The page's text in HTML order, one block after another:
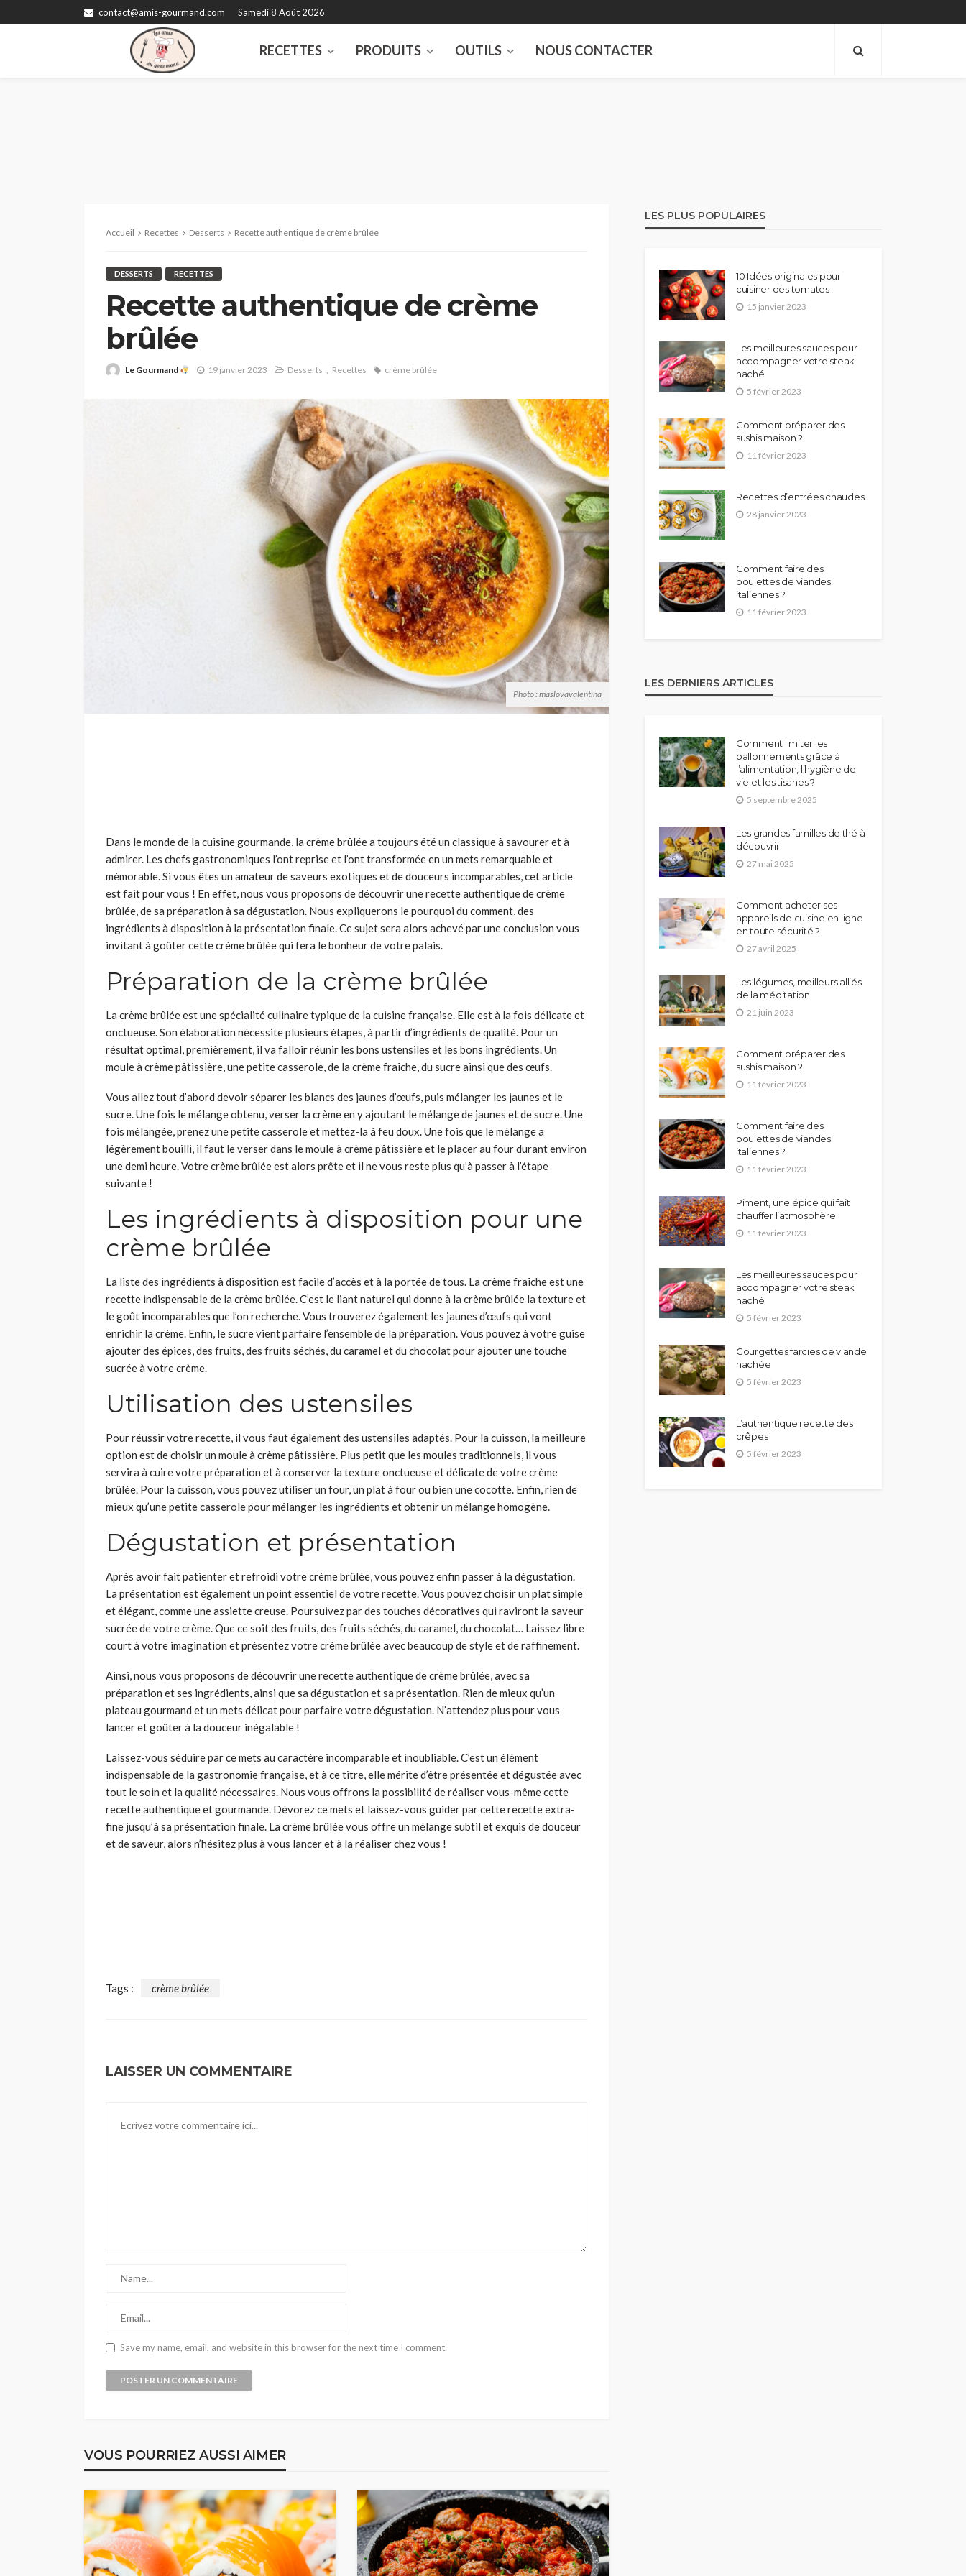
contact@amis-gourmand.com Samedi 8 Août 2026
RECETTES PRODUITS OUTILS NOUS CONTACTER
Accueil Recettes Desserts Recette authentique de crème brûlée
DESSERTS RECETTES
Recette authentique de crème
brûlée
Le Gourmand 19 janvier 2023 Desserts Recettes crème brûlée
Photo : maslovavalentina
Dans le monde de la cuisine gourmande, la crème brûlée a toujours été un classique à savourer et à
admirer. Les chefs gastronomiques l’ont reprise et l’ont transformée en un mets remarquable et
mémorable. Si vous êtes un amateur de saveurs exotiques et de douceurs incomparables, cet article
est fait pour vous ! En effet, nous vous proposons de découvrir une recette authentique de crème
brûlée, de sa préparation à sa dégustation. Nous expliquerons le pourquoi du comment, des
ingrédients à disposition à la présentation finale. Ce sujet sera alors achevé par une conclusion vous
invitant à goûter cette crème brûlée qui fera le bonheur de votre palais.
Préparation de la crème brûlée
La crème brûlée est une spécialité culinaire typique de la cuisine française. Elle est à la fois délicate et
onctueuse. Son élaboration nécessite plusieurs étapes, à partir d’ingrédients de qualité. Pour un
résultat optimal, premièrement, il va falloir réunir les bons ustensiles et les bons ingrédients. Un
moule à crème pâtissière, une petite casserole, de la crème fraîche, du sucre ainsi que des œufs.
Vous allez tout d’abord devoir séparer les blancs des jaunes d’œufs, puis mélanger les jaunes et le
sucre. Une fois le mélange obtenu, verser la crème en y ajoutant le mélange de jaunes et de sucre. Une
fois mélangée, prenez une petite casserole et mettez-la à feu doux. Une fois que le mélange a
légèrement bouilli, il faut le verser dans le moule à crème pâtissière et le placer au four durant environ
une demi heure. Votre crème brûlée est alors prête et il ne vous reste plus qu’à passer à l’étape
suivante !
Les ingrédients à disposition pour une
crème brûlée
La liste des ingrédients à disposition est facile d’accès et à la portée de tous. La crème fraîche est une
recette indispensable de la crème brûlée. C’est le liant naturel qui donne à la crème brûlée la texture et
le goût incomparables que l’on recherche. Vous trouverez également les jaunes d’œufs qui vont
enrichir la crème. Enfin, le sucre vient parfaire l’ensemble de la préparation. Vous pouvez à votre guise
ajouter des épices, des fruits, des fruits séchés, du caramel et du chocolat pour ajouter une touche
sucrée à votre crème.
Utilisation des ustensiles
Pour réussir votre recette, il vous faut également des ustensiles adaptés. Pour la cuisson, la meilleure
option est de choisir un moule à crème pâtissière. Plus petit que les moules traditionnels, il vous
servira à cuire votre préparation et à conserver la texture onctueuse et délicate de votre crème
brûlée. Pour la cuisson, vous pouvez utiliser un four, un plat à four ou bien une cocotte. Enfin, rien de
mieux qu’une petite casserole pour mélanger les ingrédients et obtenir un mélange homogène.
Dégustation et présentation
Après avoir fait patienter et refroidi votre crème brûlée, vous pouvez enfin passer à la dégustation.
La présentation est également un point essentiel de votre recette. Vous pouvez choisir un plat simple
et élégant, comme une assiette creuse. Poursuivez par des touches décoratives qui raviront la saveur
sucrée de votre crème. Que ce soit des fruits, des fruits séchés, du caramel, du chocolat… Laissez libre
court à votre imagination et présentez votre crème brûlée avec beaucoup de style et de raffinement.
Ainsi, nous vous proposons de découvrir une recette authentique de crème brûlée, avec sa
préparation et ses ingrédients, ainsi que sa dégustation et sa présentation. Rien de mieux qu’un
plateau gourmand et un mets délicat pour parfaire votre dégustation. N’attendez plus pour vous
lancer et goûter à la douceur inégalable !
Laissez-vous séduire par ce mets au caractère incomparable et inoubliable. C’est un élément
indispensable de la gastronomie française, et à ce titre, elle mérite d’être présentée et dégustée avec
tout le soin et la qualité nécessaires. Nous vous offrons la possibilité de réaliser vous-même cette
recette authentique et gourmande. Dévorez ce mets et laissez-vous guider par cette recette extra-
fine jusqu’à sa présentation finale. La crème brûlée vous offre un mélange subtil et exquis de douceur
et de saveur, alors n’hésitez plus à vous lancer et à la réaliser chez vous !
Tags : crème brûlée
LAISSER UN COMMENTAIRE
Save my name, email, and website in this browser for the next time I comment.
VOUS POURRIEZ AUSSI AIMER
LES PLUS POPULAIRES
10 Idées originales pour
cuisiner des tomates
15 janvier 2023
Les meilleures sauces pour
accompagner votre steak
haché
5 février 2023
Comment préparer des
sushis maison ?
11 février 2023
Recettes d’entrées chaudes
28 janvier 2023
Comment faire des
boulettes de viandes
italiennes ?
11 février 2023
LES DERNIERS ARTICLES
Comment limiter les
ballonnements grâce à
l’alimentation, l’hygiène de
vie et les tisanes ?
5 septembre 2025
Les grandes familles de thé à
découvrir
27 mai 2025
Comment acheter ses
appareils de cuisine en ligne
en toute sécurité ?
27 avril 2025
Les légumes, meilleurs alliés
de la méditation
21 juin 2023
Comment préparer des
sushis maison ?
11 février 2023
Comment faire des
boulettes de viandes
italiennes ?
11 février 2023
Piment, une épice qui fait
chauffer l’atmosphère
11 février 2023
Les meilleures sauces pour
accompagner votre steak
haché
5 février 2023
Courgettes farcies de viande
hachée
5 février 2023
L’authentique recette des
crêpes
5 février 2023